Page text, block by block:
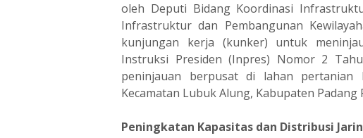
oleh Deputi Bidang Koordinasi
Infrastruktur dan Pembangunan
kunjungan kerja (kunker) untuk
Instruksi Presiden (Inpres) Nomor 2
peninjauan berpusat di lahan pertanian
Kecamatan Lubuk Alung, Kabupaten Padang
‎Peningkatan Kapasitas dan Distribusi